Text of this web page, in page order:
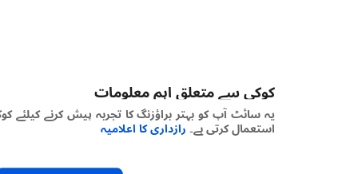
کوکی سے متعلق اہم معلومات
یہ سائٹ آپ کو بہتر براؤزنگ کا تجربہ پیش کرنے کیلئے کوکیز
استعمال کرتی ہے۔رازداری کا اعلامیہ